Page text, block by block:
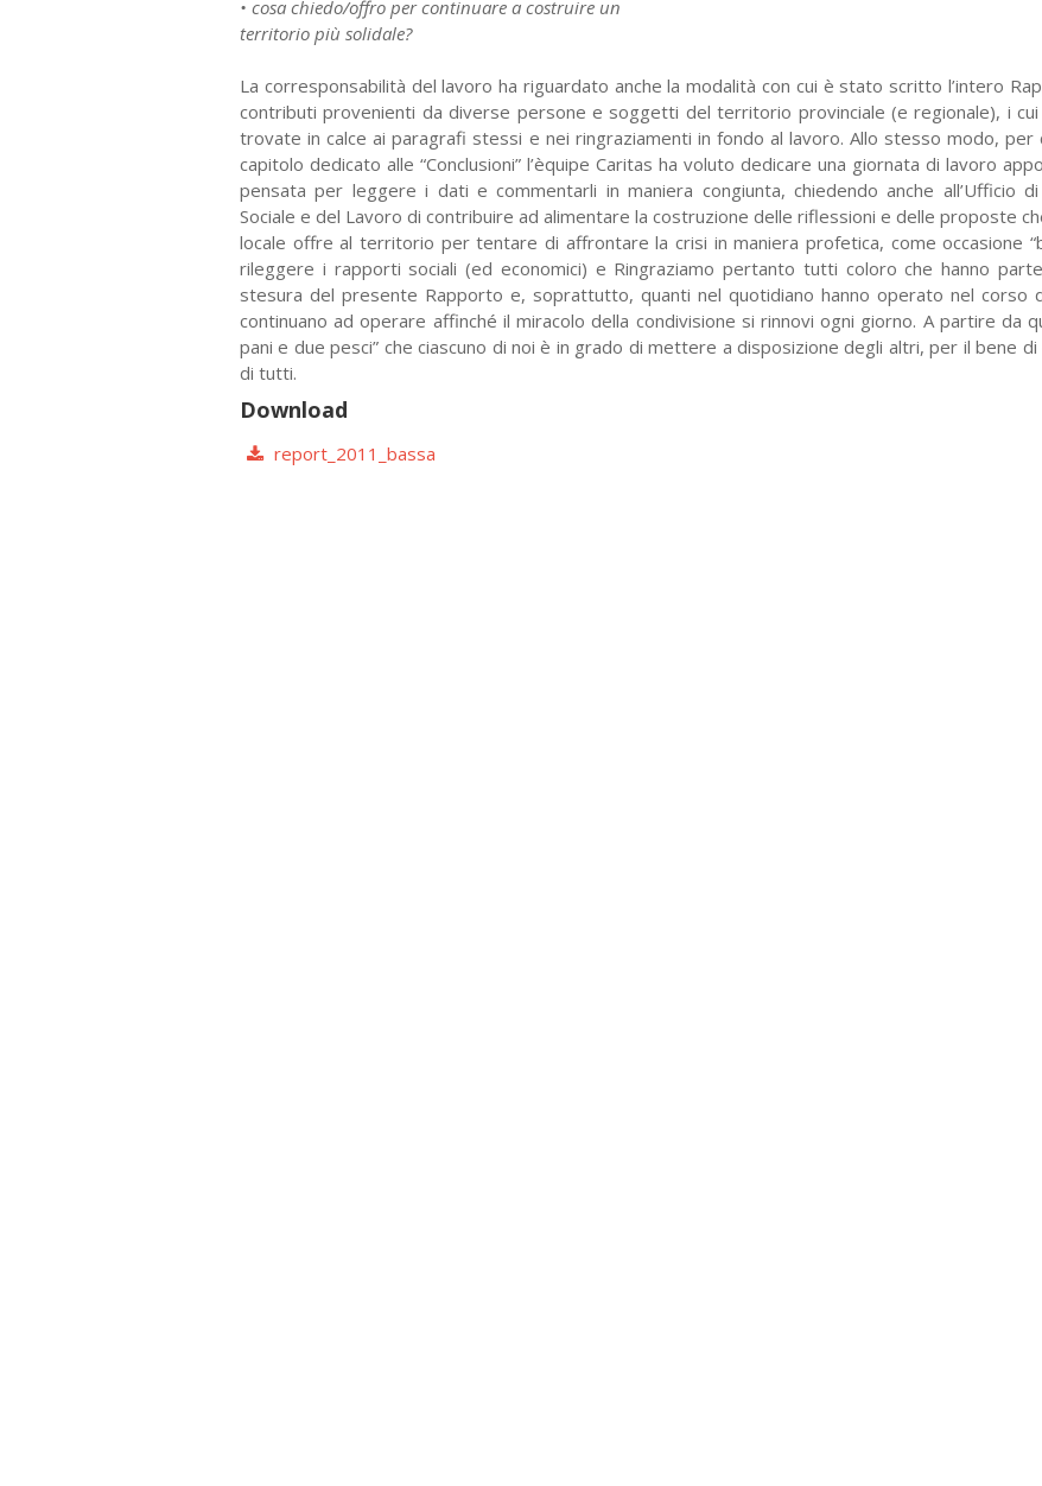
• cosa chiedo/offro per continuare a costruire un
territorio più solidale?
La corresponsabilità del lavoro ha riguardato anchela modalità con cui è stato scritto l’intero
contributi provenienti da diverse persone e soggetti del territorio provinciale (e regionale), i
trovate in calce ai paragrafi stessi e nei ringraziamenti in fondo al lavoro. Allo stessomodo, per
capitolo dedicato alle “Conclusioni” l’èquipe Caritas ha voluto dedicare una giornata di lavoro
pensata per leggere i dati e commentarli in maniera congiunta, chiedendo anche all’Ufficio
Sociale e del Lavoro di contribuire ad alimentare la costruzione delle riflessioni e delle proposte
locale offre al territorio per tentare di affrontare la crisi in maniera profetica, come occasione
rileggere i rapporti sociali (ed economici) e Ringraziamo pertanto tutti coloro che hanno
stesura del presente Rapporto e, soprattutto, quanti nel quotidiano hanno operato nel corso
continuano ad operare affinché ilmiracolo della condivisione si rinnovi ogni giorno. A partire da
pani e due pesci” che ciascuno di noi è in grado di mettere a disposizionedegli altri, per il bene di
di tutti.
Download
report_2011_bassa